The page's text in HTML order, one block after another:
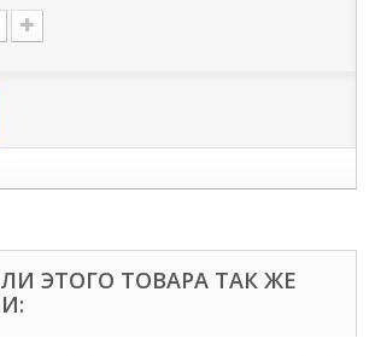
ЭТОГО ТОВАРА ТАК ЖЕ